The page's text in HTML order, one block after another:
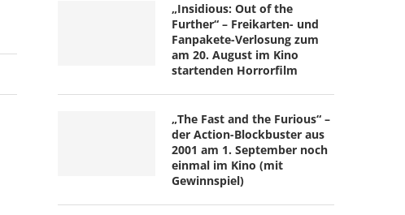
„Insidious: Out of the
Further“ – Freikarten- und
Fanpakete-Verlosung zum
am 20. August im Kino
startenden Horrorfilm
„The Fast and the Furious“ –
der Action-Blockbuster aus
2001 am 1. September noch
einmal im Kino (mit
Gewinnspiel)